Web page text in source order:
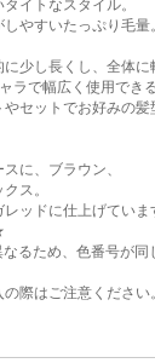
イトなスタイル。
やすいたっぷり毛量。
に少し長くし、全体
ラで幅広く使用でき
セットでお好みの髪
に、ブラウン、
ス。
ッドに仕上げていま
るため、色番号が
際はご注意ください。